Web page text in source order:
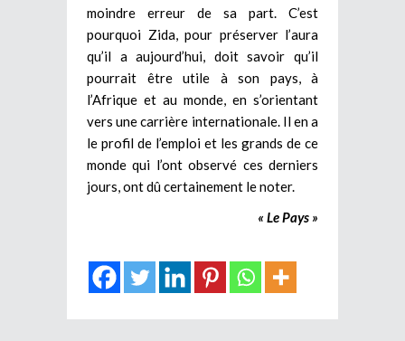
moindre erreur de sa part. C’est
pourquoi Zida, pour préserver l’aura
qu’il a aujourd’hui, doit savoir qu’il
pourrait être utile à son pays, à
l’Afrique et au monde, en s’orientant
vers une carrière internationale. Il en a
le profil de l’emploi et les grands de ce
monde qui l’ont observé ces derniers
jours, ont dû certainement le noter.
« Le Pays »